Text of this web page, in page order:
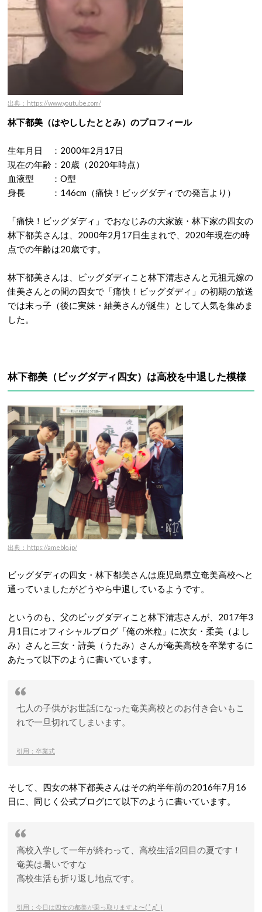
出典：https://www.youtube.com/
林下都美（はやししたととみ）のプロフィール
生年月日 ：2000年2月17日
現在の年齢：20歳（2020年時点）
血液型 ：O型
身長 ：146cm（痛快！ビッグダディでの発言より）
「痛快！ビッグダディ」でおなじみの大家族・林下家の四女の
林下都美さんは、2000年2月17日生まれで、2020年現在の時
点での年齢は20歳です。
林下都美さんは、ビッグダディこと林下清志さんと元祖元嫁の
佳美さんとの間の四女で「痛快！ビッグダディ」の初期の放送
では末っ子（後に実妹・紬美さんが誕生）として人気を集めま
した。
林下都美（ビッグダディ四女）は高校を中退した模様
出典：https://ameblo.jp/
ビッグダディの四女・林下都美さんは鹿児島県立奄美高校へと
通っていましたがどうやら中退しているようです。
というのも、父のビッグダディこと林下清志さんが、2017年3
月1日にオフィシャルブログ「俺の米粒」に次女・柔美（よし
み）さんと三女・詩美（うたみ）さんが奄美高校を卒業するに
あたって以下のように書いています。
七人の子供がお世話になった奄美高校とのお付き合いもこ
れで一旦切れてしまいます。
引用：卒業式
そして、四女の林下都美さんはその約半年前の2016年7月16
日に、同じく公式ブログにて以下のように書いています。
高校入学して一年が終わって、高校生活2回目の夏です！
奄美は暑いですな
高校生活も折り返し地点です。
引用：今日は四女の都美が乗っ取りますよ〜( ﾟдﾟ )